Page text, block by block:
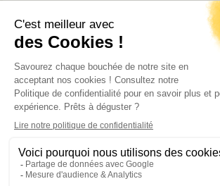
prélèvement sera révisé en
fonction du tarif en
mail d’information vous
adressé avant échéance
FINALISER MA